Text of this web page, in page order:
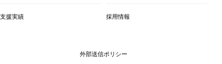
支援実績 採用情報
外部送信ポリシー